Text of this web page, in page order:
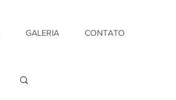
GALERIA CONTATO